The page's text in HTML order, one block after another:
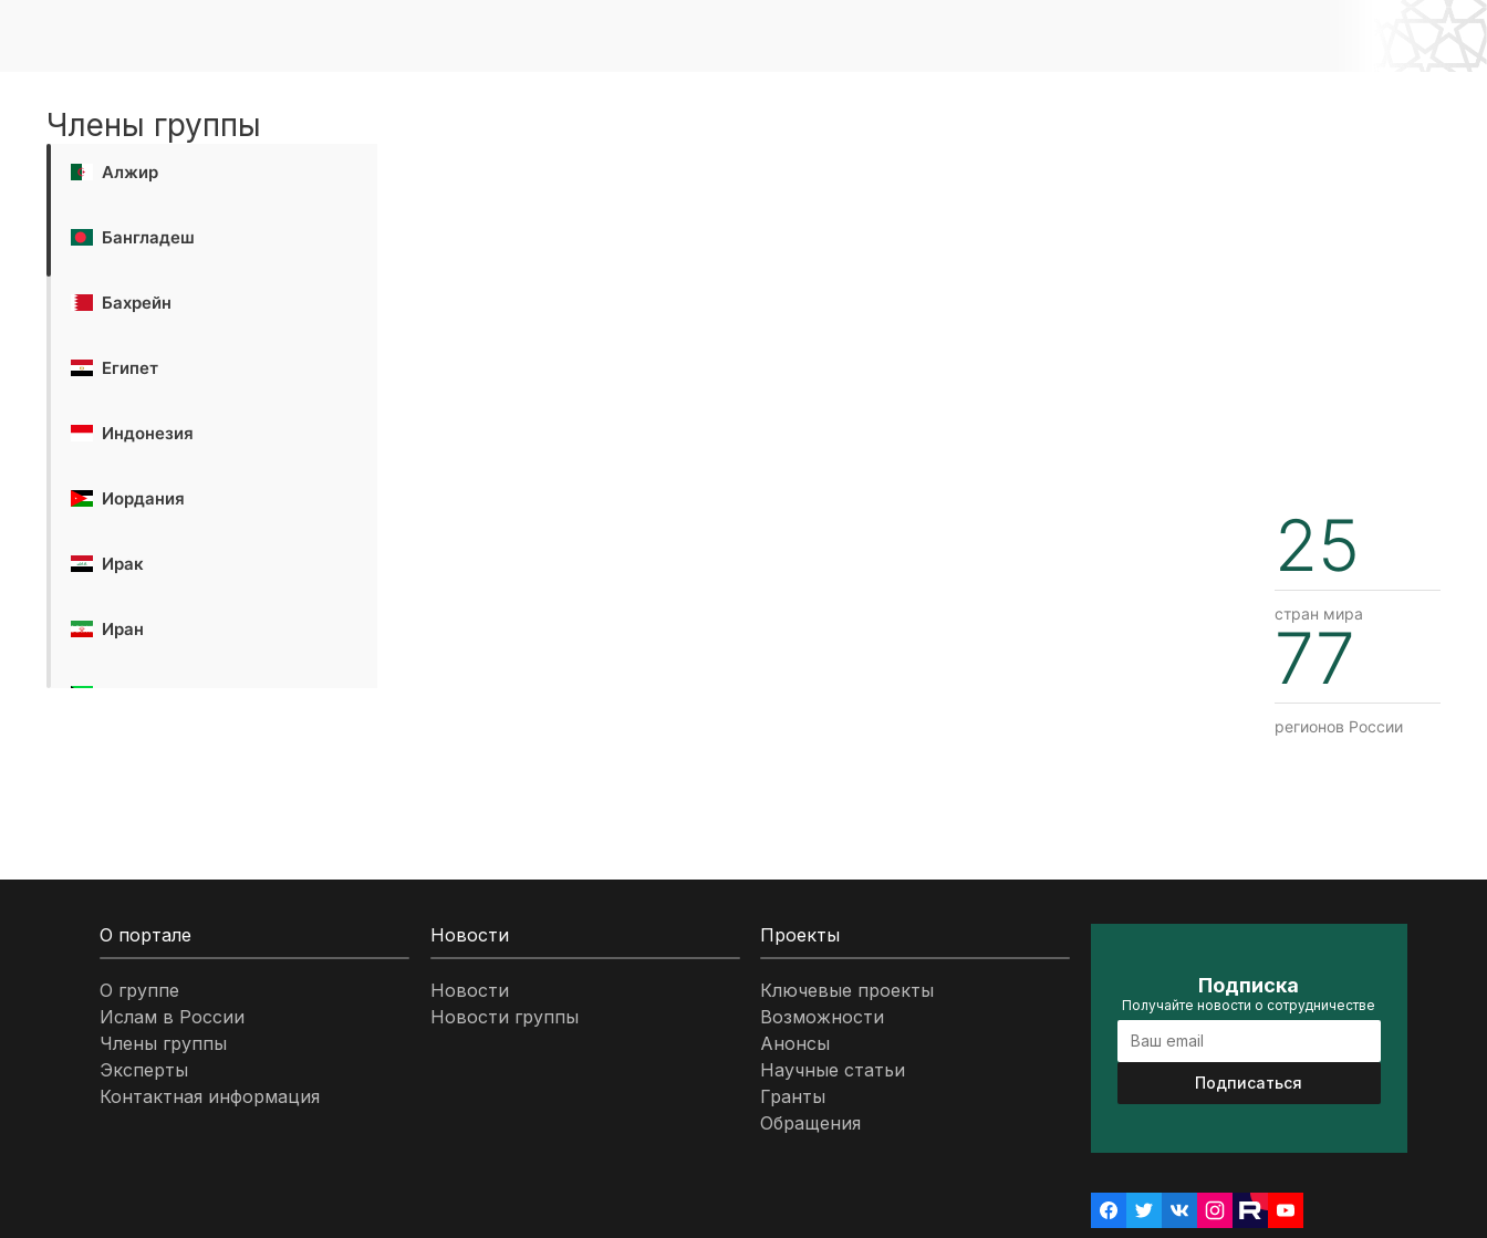
Члены группы
Алжир
Бангладеш
Бахрейн
Египет
Индонезия
Иордания
Ирак
Иран
Малайзия
Марокко
Нигерия
25
стран мира
77
регионов России
О портале
О группе
Ислам в России
Члены группы
Эксперты
Контактная информация
Новости
Новости
Новости группы
Проекты
Ключевые проекты
Возможности
Анонсы
Научные статьи
Гранты
Обращения
Подписка
Получайте новости о сотрудничестве
Подписаться